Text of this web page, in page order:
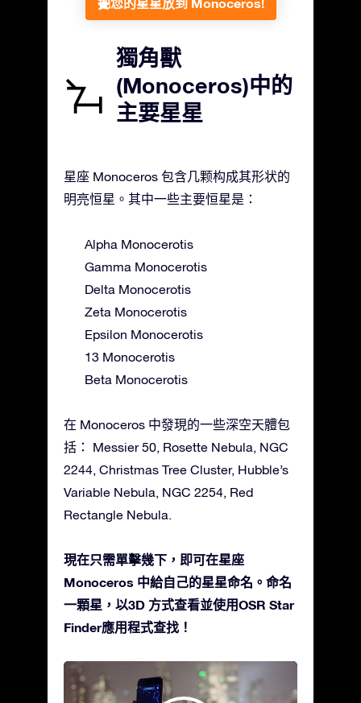
把您的星星放到 Monoceros!
獨角獸
(Monoceros)中的
主要星星
星座 Monoceros 包含几颗构成其形状的
明亮恒星。其中一些主要恒星是：
Alpha Monocerotis
Gamma Monocerotis
Delta Monocerotis
Zeta Monocerotis
Epsilon Monocerotis
13 Monocerotis
Beta Monocerotis
在 Monoceros 中發現的一些深空天體包
括： Messier 50, Rosette Nebula, NGC
2244, Christmas Tree Cluster, Hubble’s
Variable Nebula, NGC 2254, Red
Rectangle Nebula.
現在只需單擊幾下，即可在星座
Monoceros 中給自己的星星命名。命名
一顆星，以3D 方式查看並使用OSR Star
Finder應用程式查找！